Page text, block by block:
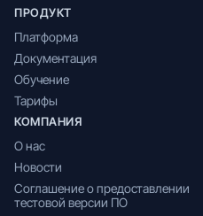
ПРОДУКТ
Платформа
Документация
Обучение
Тарифы
КОМПАНИЯ
О нас
Новости
Соглашение о предоставлении
тестовой версии ПО